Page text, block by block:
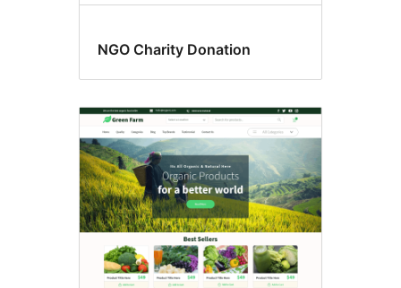
NGO Charity Donation